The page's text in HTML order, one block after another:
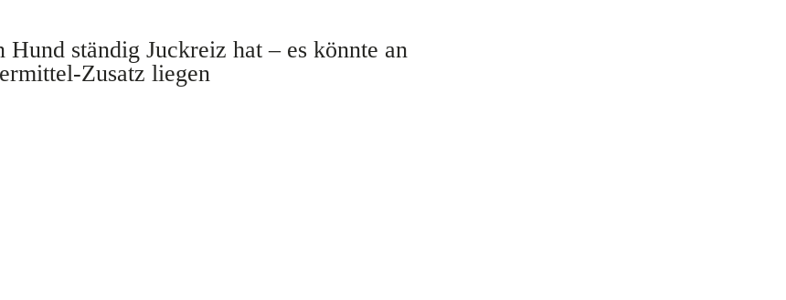
Hund ständig Juckreiz hat – es könnte an
Zusatz liegen